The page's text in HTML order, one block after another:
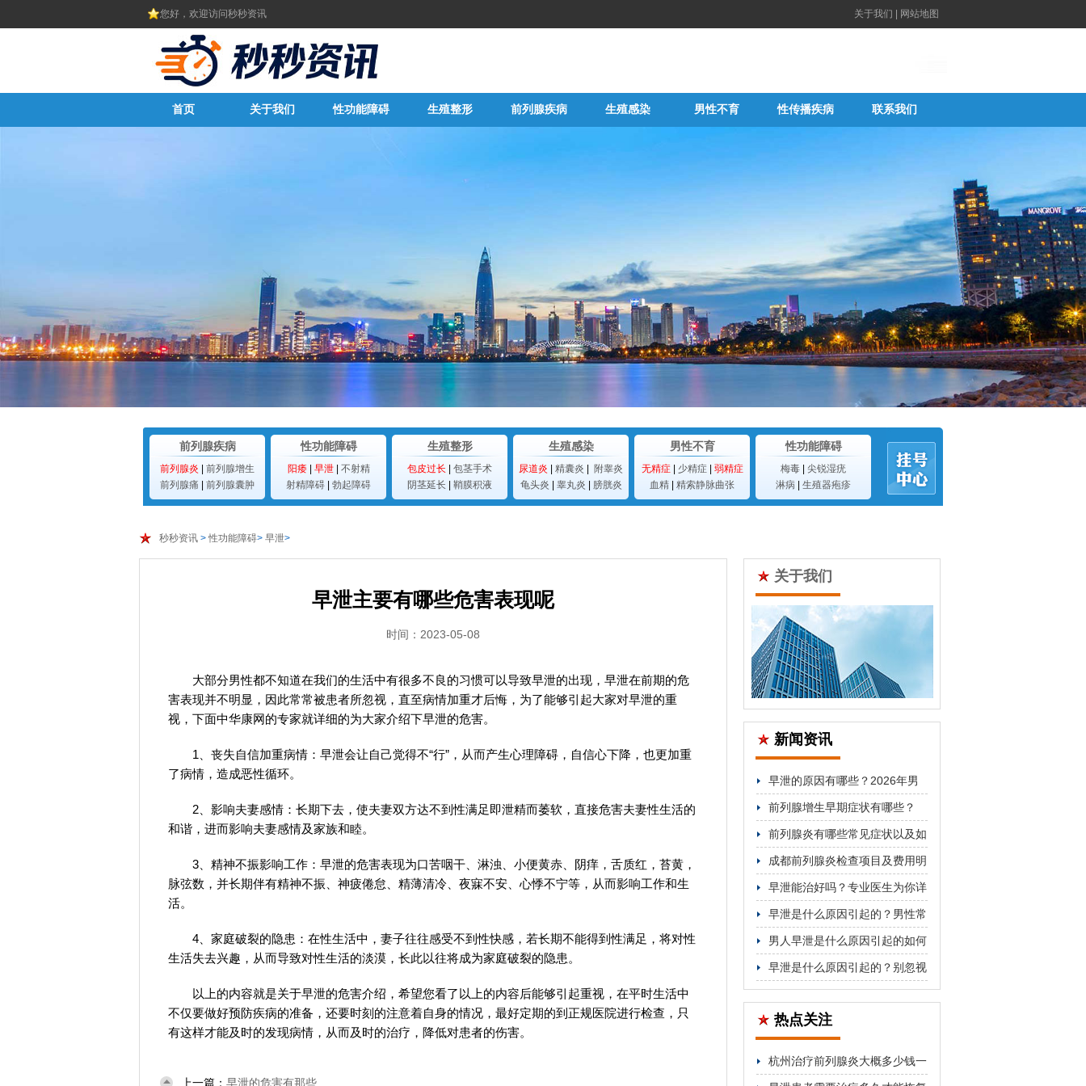
您好，欢迎访问秒秒资讯 关于我们 网站地图
首页 关于我们 性功能障碍 生殖整形 前列腺疾病 生殖感染 男性不育 性传播疾病 联系我们
前列腺疾病
前列腺炎 | 前列腺增生
前列腺痛 | 前列腺囊肿
性功能障碍
阳痿 | 早泄 | 不射精
射精障碍 | 勃起障碍
生殖整形
包皮过长 | 包茎手术
阴茎延长 | 鞘膜积液
生殖感染
尿道炎 | 精囊炎 | 附睾炎
龟头炎 | 睾丸炎 | 膀胱炎
男性不育
无精症 | 少精症 | 弱精症
血精 | 精索静脉曲张
性功能障碍
梅毒 | 尖锐湿疣
淋病 | 生殖器疱疹
秒秒资讯 > 性功能障碍> 早泄>
早泄主要有哪些危害表现呢
时间：2023-05-08
大部分男性都不知道在我们的生活中有很多不良的习惯可以导致早泄的出现，早泄在前期的危
害表现并不明显，因此常常被患者所忽视，直至病情加重才后悔，为了能够引起大家对早泄的重
视，下面中华康网的专家就详细的为大家介绍下早泄的危害。
1、丧失自信加重病情：早泄会让自己觉得不“行”，从而产生心理障碍，自信心下降，也更加重
了病情，造成恶性循环。
2、影响夫妻感情：长期下去，使夫妻双方达不到性满足即泄精而萎软，直接危害夫妻性生活的
和谐，进而影响夫妻感情及家族和睦。
3、精神不振影响工作：早泄的危害表现为口苦咽干、淋浊、小便黄赤、阴痒，舌质红，苔黄，
脉弦数，并长期伴有精神不振、神疲倦怠、精薄清冷、夜寐不安、心悸不宁等，从而影响工作和生
活。
4、家庭破裂的隐患：在性生活中，妻子往往感受不到性快感，若长期不能得到性满足，将对性
生活失去兴趣，从而导致对性生活的淡漠，长此以往将成为家庭破裂的隐患。
以上的内容就是关于早泄的危害介绍，希望您看了以上的内容后能够引起重视，在平时生活中
不仅要做好预防疾病的准备，还要时刻的注意着自身的情况，最好定期的到正规医院进行检查，只
有这样才能及时的发现病情，从而及时的治疗，降低对患者的伤害。
上一篇： 早泄的危害有那些
关于我们
新闻资讯
早泄的原因有哪些？2026年男
科医生详解分类与对症治疗方法
前列腺增生早期症状有哪些？
2026年科学防治与用药指南
前列腺炎有哪些常见症状以及如
何治疗
成都前列腺炎检查项目及费用明
细公开
早泄能治好吗？专业医生为你详
细解答
早泄是什么原因引起的？男性常
见因素解析
男人早泄是什么原因引起的如何
改善
早泄是什么原因引起的？别忽视
这5个关键因素
热点关注
杭州治疗前列腺炎大概多少钱一